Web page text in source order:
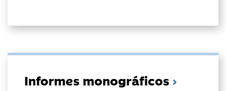
Informes monográficos